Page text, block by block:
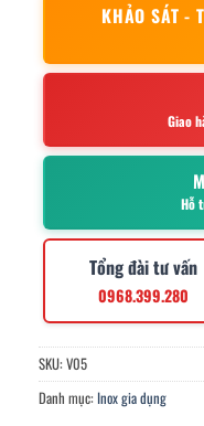
KHẢO SÁT -
Giao
Hỗ
Tổng đài tư vấn
0968.399.280
SKU: V05
Danh mục: Inox gia dụng